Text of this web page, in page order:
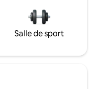
Salle de sport